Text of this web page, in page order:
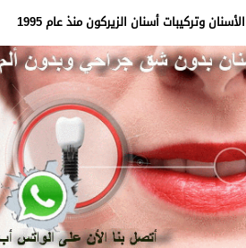
وتركيبات أسنان الزيركون منذ عام 1995